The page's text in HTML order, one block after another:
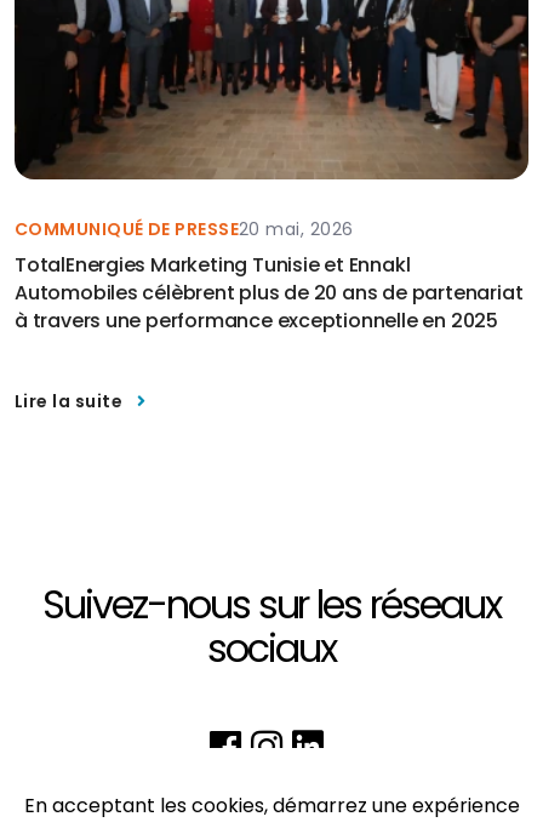
COMMUNIQUÉ DE PRESSE20 mai, 2026
TotalEnergies Marketing Tunisie et Ennakl
Automobiles célèbrent plus de 20 ans de partenariat
à travers une performance exceptionnelle en 2025
Lire la suite
Suivez-nous sur les réseaux
sociaux
En acceptant les cookies, démarrez une expérience